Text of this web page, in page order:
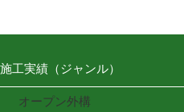
施工実績（ジャンル）
オープン外構